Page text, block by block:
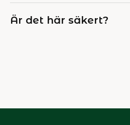
Är det här säkert?